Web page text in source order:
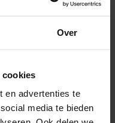
Over
cookies
en advertenties te
media te bieden